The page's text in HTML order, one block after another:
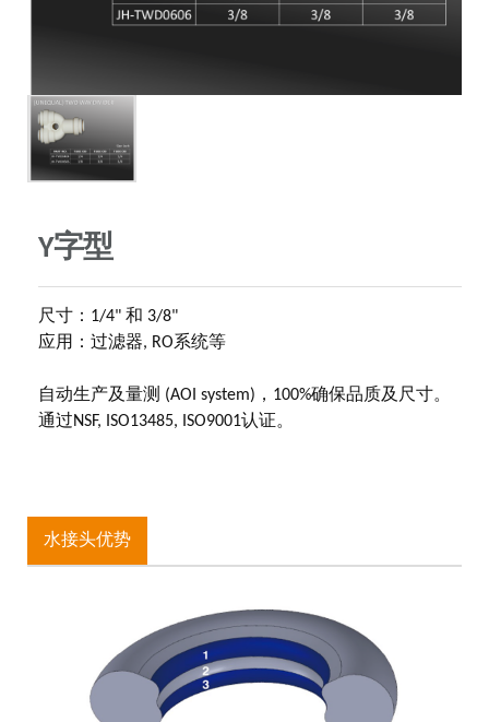
Y字型
尺寸：1/4" 和 3/8"
应用：过滤器, RO系统等
自动生产及量测 (AOI system)，100%确保品质及尺寸。
通过NSF, ISO13485, ISO9001认证。
水接头优势